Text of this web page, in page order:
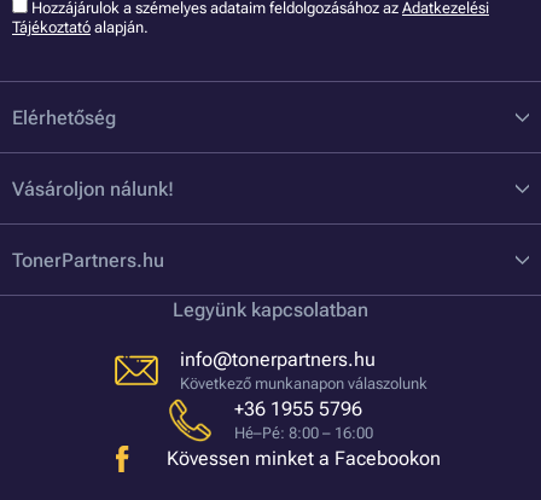
Hozzájárulok a szémelyes adataim feldolgozásához az Adatkezelési
Tájékoztató alapján.
Elérhetőség
Vásároljon nálunk!
TonerPartners.hu
Legyünk kapcsolatban
info@tonerpartners.hu
Következő munkanapon válaszolunk
+36 1955 5796
Hé–Pé: 8:00 – 16:00
Kövessen minket a Facebookon